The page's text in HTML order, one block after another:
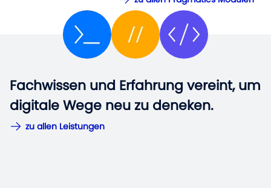
Fachwissen und Erfahrung vereint, um
digitale Wege neu zu deneken.
zu allen Leistungen
Fachwissen und Erfahrung vereint, um
digitale Wege neu zu deneken.
zu allen Leistungen